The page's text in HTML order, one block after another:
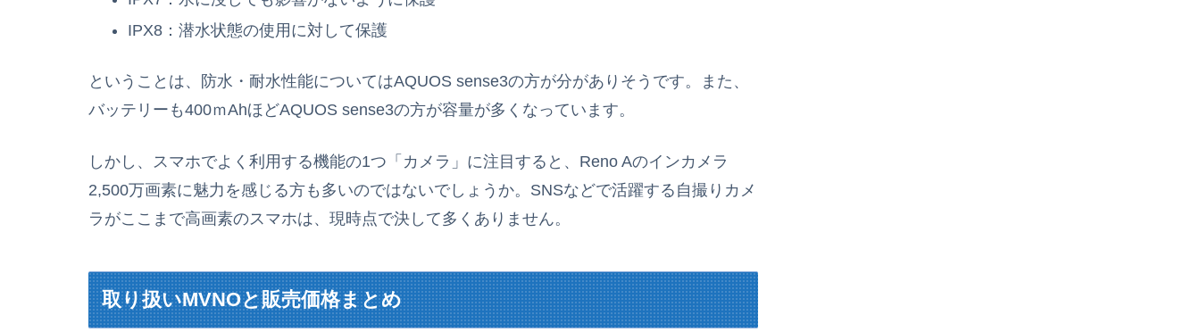
IPX8：潜水状態の使用に対して保護
ということは、防水・耐水性能についてはAQUOS sense3の方が分がありそうです。また、
バッテリーも400ｍAhほどAQUOS sense3の方が容量が多くなっています。
しかし、スマホでよく利用する機能の1つ「カメラ」に注目すると、Reno Aのインカメラ
2,500万画素に魅力を感じる方も多いのではないでしょうか。SNSなどで活躍する自撮りカメ
ラがここまで高画素のスマホは、現時点で決して多くありません。
取り扱いMVNOと販売価格まとめ